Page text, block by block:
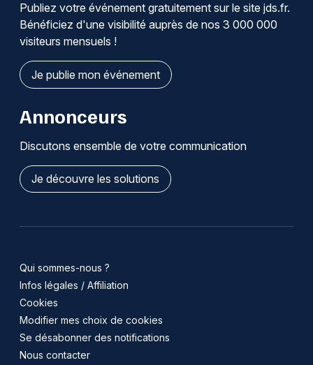
Publiez votre événement gratuitement sur le site jds.fr.
Bénéficiez d'une visibilité auprès de nos 3 000 000
visiteurs mensuels !
Je publie mon événement
Annonceurs
Discutons ensemble de votre communication
Je découvre les solutions
Qui sommes-nous ?
Infos légales / Affiliation
Cookies
Modifier mes choix de cookies
Se désabonner des notifications
Nous contacter